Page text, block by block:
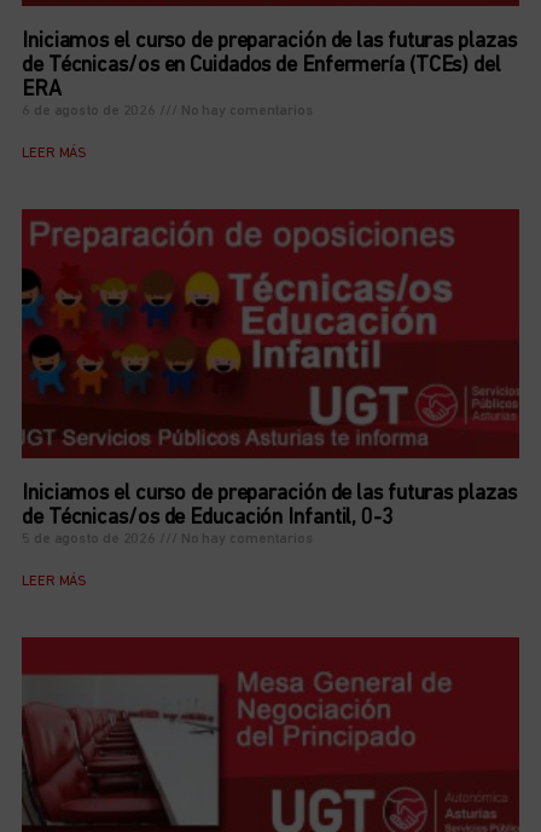
Iniciamos el curso de preparación de las futuras plazas
de Técnicas/os en Cuidados de Enfermería (TCEs) del
ERA
6 de agosto de 2026 No hay comentarios
LEER MÁS
Iniciamos el curso de preparación de las futuras plazas
de Técnicas/os de Educación Infantil, 0-3
5 de agosto de 2026 No hay comentarios
LEER MÁS